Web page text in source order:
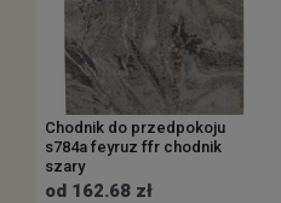
Chodnik do przedpokoju
s784a feyruz ffr chodnik
szary
od 162.68 zł